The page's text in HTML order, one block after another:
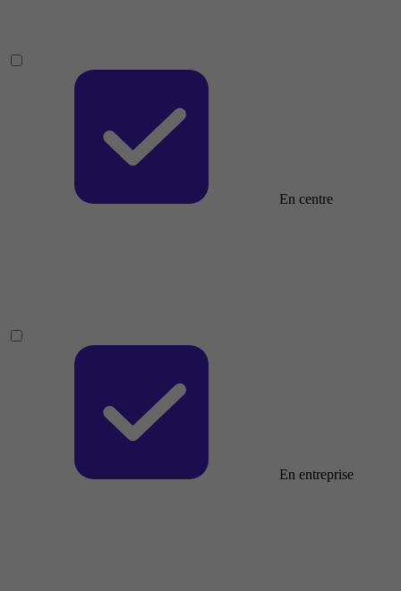
En centre
En entreprise